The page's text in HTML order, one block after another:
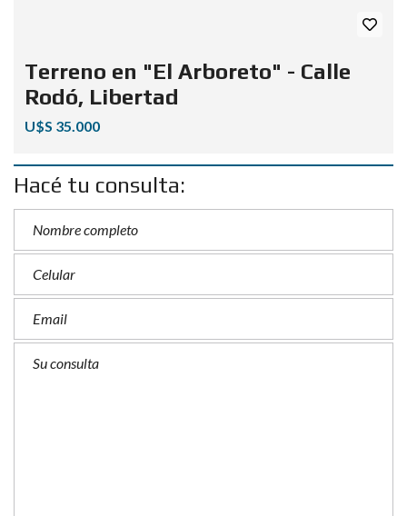
Terreno en "El Arboreto" - Calle
Rodó, Libertad
U$S 35.000
Hacé tu consulta: